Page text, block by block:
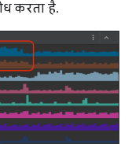
करता है.